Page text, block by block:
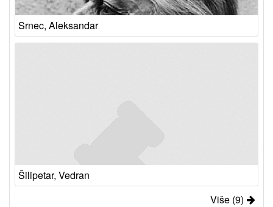
Srnec, Aleksandar
Šilipetar, Vedran
Više (9)